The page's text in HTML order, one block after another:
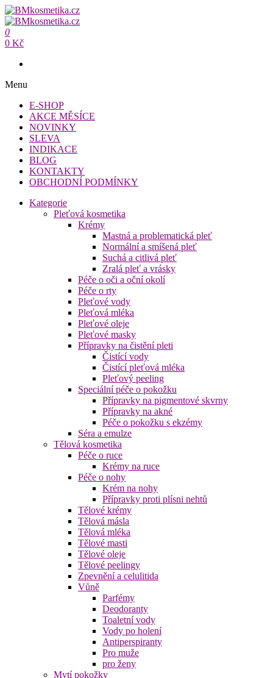
Přeskočit
na
obsah
BMkosmetika.cz
BMkosmetika.cz
0
0 Kč
Menu
E-SHOP
AKCE MĚSÍCE
NOVINKY
SLEVA
INDIKACE
BLOG
KONTAKTY
OBCHODNÍ PODMÍNKY
Kategorie
Pleťová kosmetika
Krémy
Mastná a problematická pleť
Normální a smíšená pleť
Suchá a citlivá pleť
Zralá pleť a vrásky
Péče o oči a oční okolí
Péče o rty
Pleťové vody
Pleťová mléka
Pleťové oleje
Pleťové masky
Přípravky na čistění pleti
Čistící vody
Čistící pleťová mléka
Pleťový peeling
Speciální péče o pokožku
Přípravky na pigmentové skvrny
Přípravky na akné
Péče o pokožku s ekzémy
Séra a emulze
Tělová kosmetika
Péče o ruce
Krémy na ruce
Péče o nohy
Krém na nohy
Přípravky proti plísni nehtů
Tělové krémy
Tělová másla
Tělová mléka
Tělové masti
Tělové oleje
Tělové peelingy
Zpevnění a celulitida
Vůně
Parfémy
Deodoranty
Toaletní vody
Vody po holení
Antiperspiranty
Pro muže
pro ženy
Mytí pokožky